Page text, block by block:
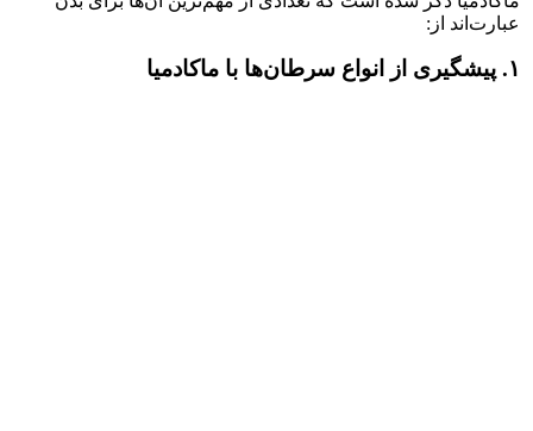
عبارت‌اند از:
۱. پیشگیری از انواع سرطان‌ها با ماکادمیا